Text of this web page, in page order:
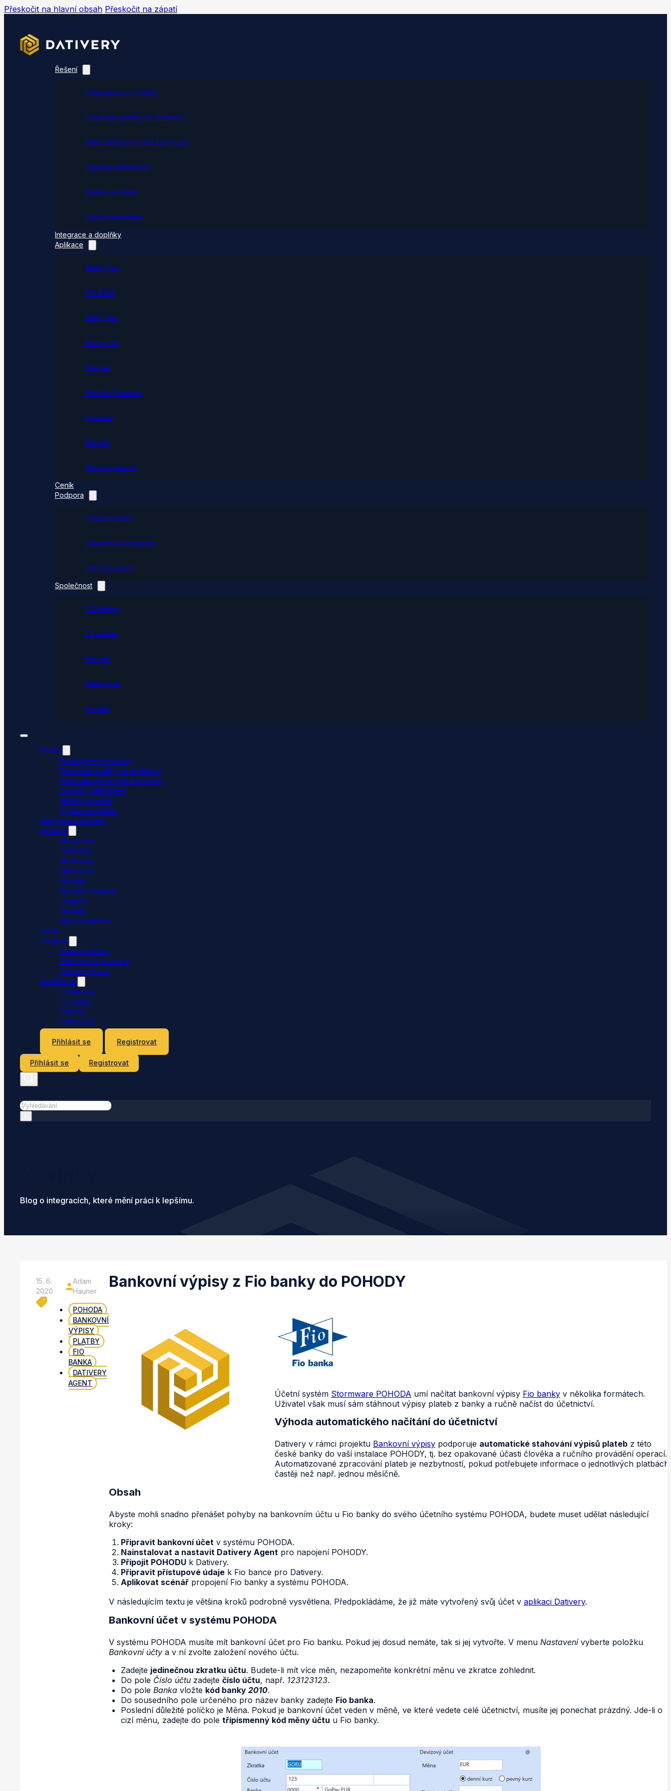
Přeskočit na hlavní obsah Přeskočit na zápatí
Řešení
Propojujeme e-shopy
Přenášíme platby do účetnictví
Automatizujeme data a procesy
Doplňky ABRA Flexi
Mobilní skladník
Vytěžování faktur
Integrace a doplňky
Aplikace
ABRA Flexi
POHODA
ABRA Gen
Money S3
Shoptet
Shoptet Premium
Upgates
Shopify
WooCommerce
Ceník
Podpora
Znalostní báze
Zákaznická podpora
Dativery Agent
Společnost
O Dativery
Co umíme
Partneři
Reference
Kontakt
Řešení
Propojujeme e-shopy
Přenášíme platby do účetnictví
Automatizujeme data a procesy
Doplňky ABRA Flexi
Mobilní skladník
Vytěžování faktur
Integrace a doplňky
Aplikace
ABRA Flexi
POHODA
ABRA Gen
Money S3
Shoptet
Shoptet Premium
Upgates
Shopify
WooCommerce
Ceník
Podpora
Znalostní báze
Zákaznická podpora
Dativery Agent
Společnost
O Dativery
Co umíme
Partneři
Reference
Přihlásit se
Registrovat
Přihlásit se Registrovat
Hledat
Blog o integracích, které mění práci k lepšímu.
15. 6.
2020
Adam
Hauner
POHODA
BANKOVNÍ
VÝPISY
PLATBY
FIO
BANKA
DATIVERY
AGENT
Bankovní výpisy z Fio banky do POHODY
Účetní systém Stormware POHODA umí načítat bankovní výpisy Fio banky v několika formátech.
Uživatel však musí sám stáhnout výpisy plateb z banky a ručně načíst do účetnictví.
Výhoda automatického načítání do účetnictví
Dativery v rámci projektu Bankovní výpisy podporuje automatické stahování výpisů plateb z této
české banky do vaší instalace POHODY, tj. bez opakované účasti člověka a ručního provádění operací.
Automatizované zpracování plateb je nezbytností, pokud potřebujete informace o jednotlivých platbách
častěji než např. jednou měsíčně.
Obsah
Abyste mohli snadno přenášet pohyby na bankovním účtu u Fio banky do svého účetního systému POHODA, budete muset udělat následující
kroky:
Připravit bankovní účet v systému POHODA.
Nainstalovat a nastavit Dativery Agent pro napojení POHODY.
Připojit POHODU k Dativery.
Připravit přístupové údaje k Fio bance pro Dativery.
Aplikovat scénář propojení Fio banky a systému POHODA.
V následujícím textu je většina kroků podrobně vysvětlena. Předpokládáme, že již máte vytvořený svůj účet v aplikaci Dativery.
Bankovní účet v systému POHODA
V systému POHODA musíte mít bankovní účet pro Fio banku. Pokud jej dosud nemáte, tak si jej vytvořte. V menu Nastavenívyberte položku
Bankovní účty a v ní zvolte založení nového účtu.
Zadejte jedinečnou zkratku účtu. Budete-li mít více měn, nezapomeňte konkrétní měnu ve zkratce zohlednit.
Do pole Číslo účtu zadejte číslo účtu, např. 123123123.
Do pole Banka vložte kód banky 2010.
Do sousedního pole určeného pro název banky zadejte Fio banka.
Poslední důležité políčko je Měna. Pokud je bankovní účet veden v měně, ve které vedete celé účetnictví, musíte jej ponechat prázdný. Jde-li o
cizí měnu, zadejte do pole třípísmenný kód měny účtu u Fio banky.